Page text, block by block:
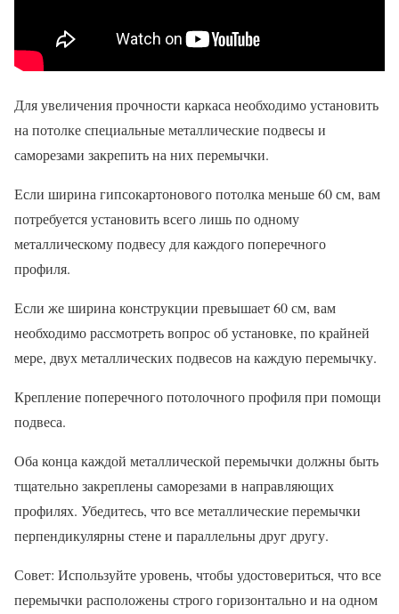
Для увеличения прочности каркаса необходимо установить
на потолке специальные металлические подвесы и
саморезами закрепить на них перемычки.
Если ширина гипсокартонового потолка меньше 60 см, вам
потребуется установить всего лишь по одному
металлическому подвесу для каждого поперечного
профиля.
Если же ширина конструкции превышает 60 см, вам
необходимо рассмотреть вопрос об установке, по крайней
мере, двух металлических подвесов на каждую перемычку.
Крепление поперечного потолочного профиля при помощи
подвеса.
Оба конца каждой металлической перемычки должны быть
тщательно закреплены саморезами в направляющих
профилях. Убедитесь, что все металлические перемычки
перпендикулярны стене и параллельны друг другу.
Совет: Используйте уровень, чтобы удостовериться, что все
перемычки расположены строго горизонтально и на одном